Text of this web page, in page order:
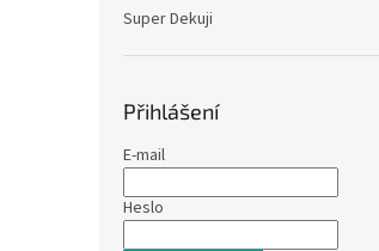
Super Dekuji
Přihlášení
E-mail
Heslo